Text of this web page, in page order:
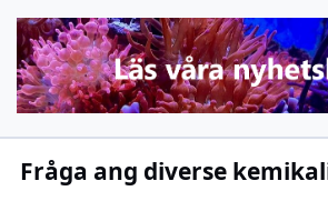
Fråga ang diverse